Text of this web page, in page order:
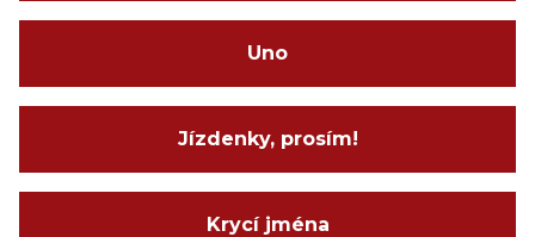
Uno
Jízdenky, prosím!
Krycí jména